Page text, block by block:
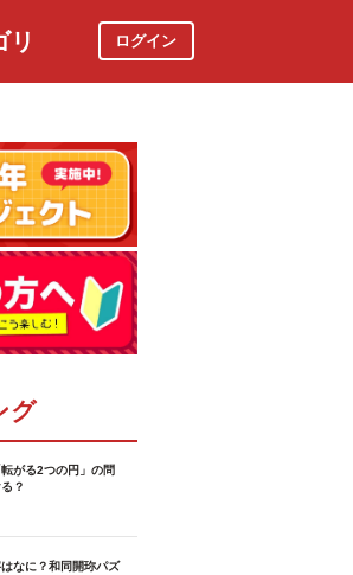
リ ログイン
グ
がる2つの円」の問
？
はなに？和同開珎パズ